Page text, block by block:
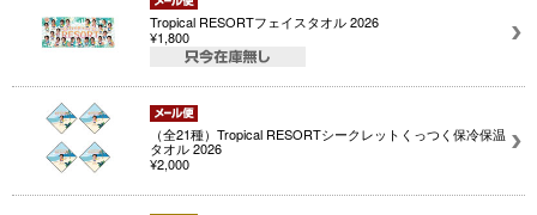
Tropical RESORTフェイスタオル 2026
¥1,800
（全21種）Tropical RESORTシークレットくっつく保冷保温
タオル 2026
¥2,000